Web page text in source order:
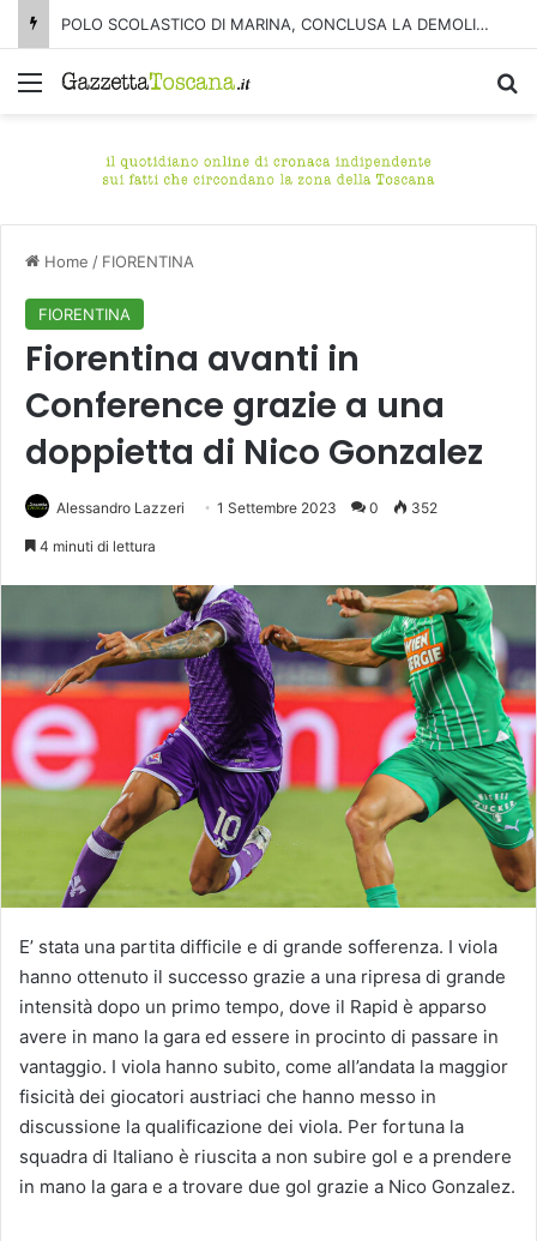
POLO SCOLASTICO DI MARINA, CONCLUSA LA DEMOLIZIONE DELL’ALA NORD-SUD
Menu
Home / FIORENTINA
FIORENTINA
Fiorentina avanti in
Conference grazie a una
doppietta di Nico Gonzalez
Alessandro Lazzeri 1 Settembre 2023 0 352
4 minuti di lettura
E’ stata una partita difficile e di grande sofferenza. I viola
hanno ottenuto il successo grazie a una ripresa di grande
intensità dopo un primo tempo, dove il Rapid è apparso
avere in mano la gara ed essere in procinto di passare in
vantaggio. I viola hanno subito, come all’andata la maggior
fisicità dei giocatori austriaci che hanno messo in
discussione la qualificazione dei viola. Per fortuna la
squadra di Italiano è riuscita a non subire gol e a prendere
in mano la gara e a trovare due gol grazie a Nico Gonzalez.